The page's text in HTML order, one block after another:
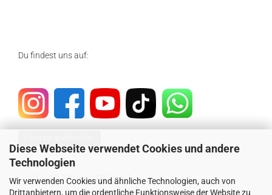
Diese Webseite verwendet Cookies und andere
Technologien
Wir verwenden Cookies und ähnliche Technologien, auch von
Drittanbietern, um die ordentliche Funktionsweise der Website zu
Du findest uns auf:
SICHER EINKAUFEN MIT